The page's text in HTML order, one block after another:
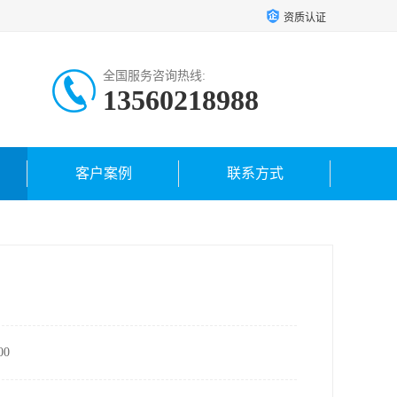
资质认证
全国服务咨询热线:
13560218988
客户案例 联系方式